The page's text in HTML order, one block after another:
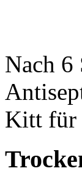
Nach 6
Kitt für